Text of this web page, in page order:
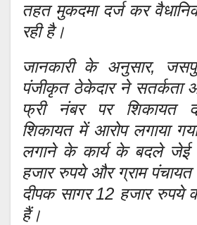
तहत मुकदमा दर्ज कर
रही है।
जानकारी के अनुसार,
पंजीकृत ठेकेदार ने सतर्कता
फ्री नंबर पर शिकायत
शिकायत में आरोप लगाया
लगाने के कार्य के बदले जेई
हजार रुपये और ग्राम पंचायत
दीपक सागर 12 हजार रुपये
हैं।